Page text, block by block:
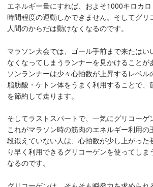
エネルギー量にすれば、およそ1000キロカ
時間程度の運動しかできません。そしてグリ
人間のからだは動けなくなるのです。
マラソン大会では、ゴール手前まで来たはい
なくなってしまうランナーを見かけることが
ソンランナーは少々心拍数が上昇するレベル
脂肪酸・ケトン体をうまく利用することで、
を節約して走ります。
そしてラストスパートで、一気にグリコーゲ
これがマラソン時の筋肉のエネルギー利用の
段鍛えていない人は、心拍数が少し上がった
り早く利用できるグリコーゲンを使ってしま
なるのです。